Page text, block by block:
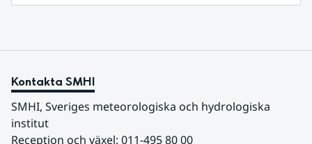
Kontakta SMHI
SMHI, Sveriges meteorologiska och hydrologiska
institut
Reception och växel: 011-495 80 00